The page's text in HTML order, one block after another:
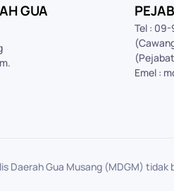
GUA
Tel :
Emel :
Daerah Gua Musang (MDGM)